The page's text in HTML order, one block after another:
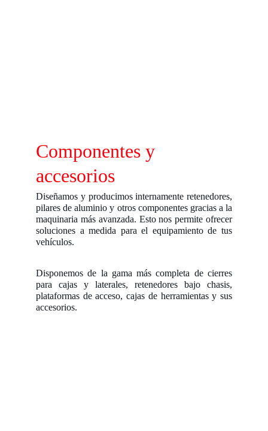
Componentes y
accesorios
Diseñamos y producimos internamente retenedores,
pilares de aluminio y otros componentes gracias a la
maquinaria más avanzada. Esto nos permite ofrecer
soluciones a medida para el equipamiento de tus
vehículos.
Disponemos de la gama más completa de cierres
para cajas y laterales, retenedores bajo chasis,
plataformas de acceso, cajas de herramientas y sus
accesorios.